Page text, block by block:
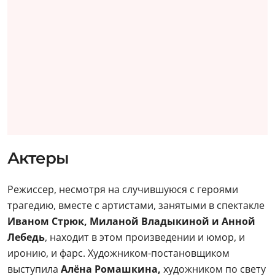
Актеры
Режиссер, несмотря на случившуюся с героями
трагедию, вместе с артистами, занятыми в спектакле
Иваном Стрюк, Миланой Владыкиной и Анной
Лебедь, находит в этом произведении и юмор, и
иронию, и фарс. Художником-постановщиком
выступила Алёна Ромашкина, художником по свету